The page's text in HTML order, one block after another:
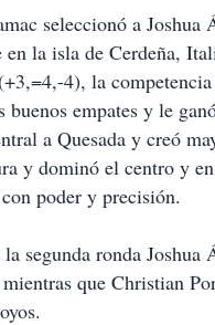
seleccionó a
en la isla de Cerdeña,
4), la
buenos empates y le
a Quesada y creó
y dominó el centro y
poder y precisión.
la segunda ronda
que Christian